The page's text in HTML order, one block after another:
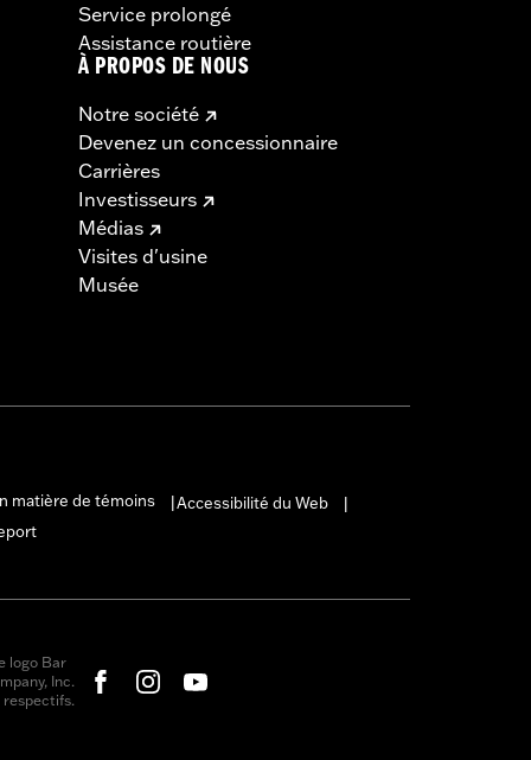
Service prolongé
Assistance routière
À PROPOS DE NOUS
Notre société
Devenez un concessionnaire
Carrières
Investisseurs
Médias
Visites d'usine
Musée
matière de témoins Accessibilité du Web
logo Bar
Inc.